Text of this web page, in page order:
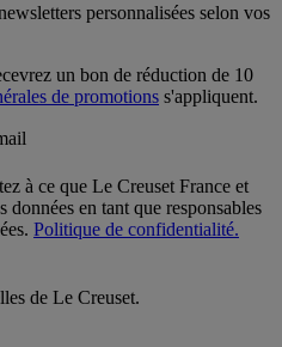
personnalisées selon vos
un bon de réduction de 10
de promotions s'appliquent.
à ce que Le Creuset France et
en tant que responsables
Politique de confidentialité.
de Le Creuset.